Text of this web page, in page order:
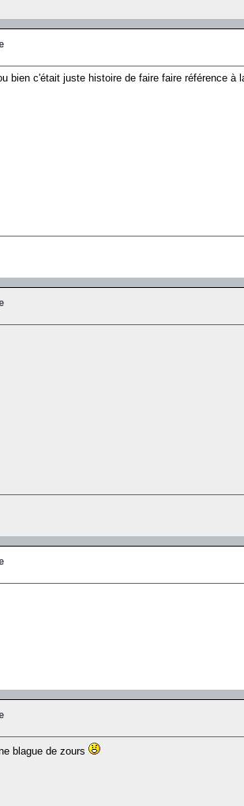
bien c'était juste histoire de faire faire référence à
blague de zours